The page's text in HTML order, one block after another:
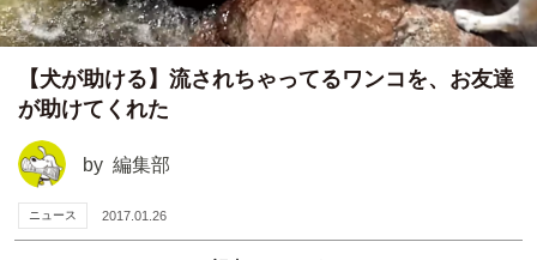
【犬が助ける】流されちゃってるワンコを、お友達
が助けてくれた
by 編集部
ニュース 2017.01.26